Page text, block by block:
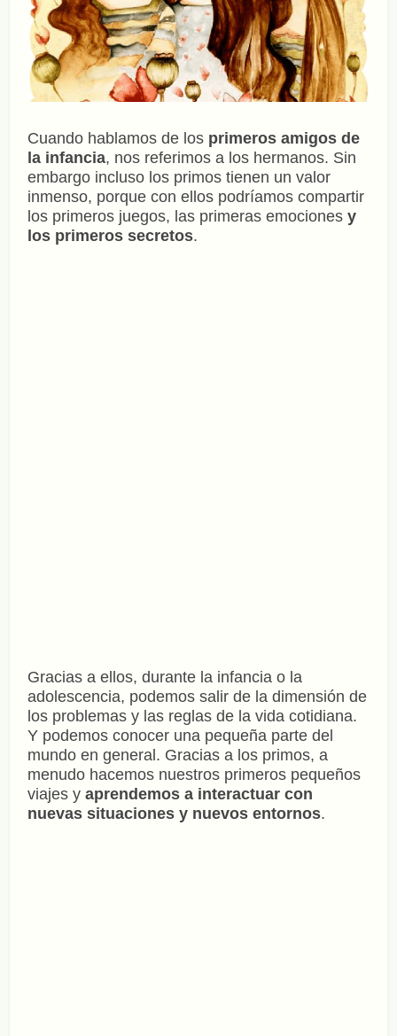
Cuando hablamos de los primeros amigos de
la infancia, nos referimos a los hermanos. Sin
embargo incluso los primos tienen un valor
inmenso, porque con ellos podríamos compartir
los primeros juegos, las primeras emocionesy
los primeros secretos.
Gracias a ellos, durante la infancia o la
adolescencia, podemos salir de la dimensión de
los problemas y las reglas de la vida cotidiana.
Y podemos conocer una pequeña parte del
mundo en general. Gracias a los primos, a
menudo hacemos nuestros primeros pequeños
viajes yaprendemos a interactuar con
nuevas situaciones y nuevos entornos.